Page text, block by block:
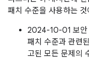
패치 수준을 사용하는
2024-10-01 보안
패치 수준과 관련
고된 모든 문제의